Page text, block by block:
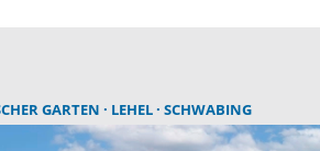
GARTEN LEHEL SCHWABING